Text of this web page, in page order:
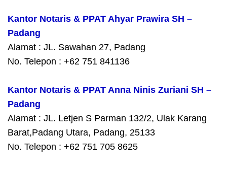
Kantor Notaris & PPAT Ahyar Prawira SH –
Padang
Alamat : JL. Sawahan 27, Padang
No. Telepon : +62 751 841136
Kantor Notaris & PPAT Anna Ninis Zuriani SH –
Padang
Alamat : JL. Letjen S Parman 132/2, Ulak Karang
Barat,Padang Utara, Padang, 25133
No. Telepon : +62 751 705 8625